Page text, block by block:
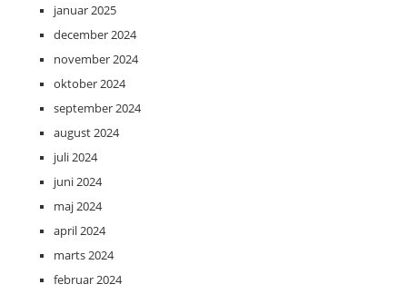
januar 2025
december 2024
november 2024
oktober 2024
september 2024
august 2024
juli 2024
juni 2024
maj 2024
april 2024
marts 2024
februar 2024